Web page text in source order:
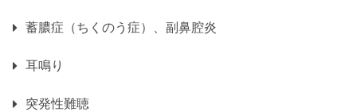
蓄膿症（ちくのう症）、副鼻腔炎
耳鳴り
突発性難聴